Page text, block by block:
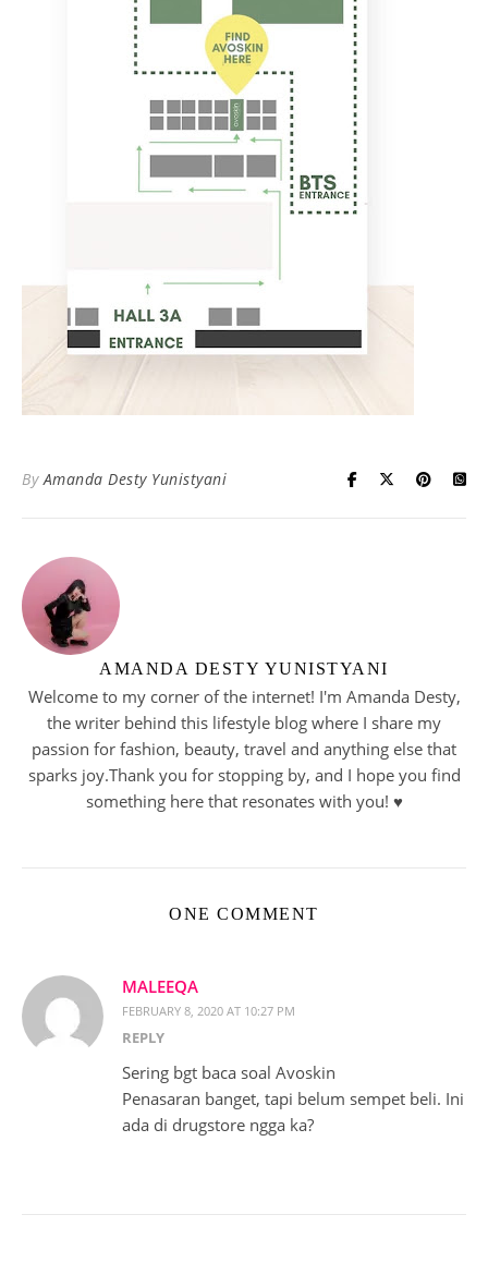
By Amanda Desty Yunistyani
AMANDA DESTY YUNISTYANI
Welcome to my corner of the internet! I'm Amanda Desty,
the writer behind this lifestyle blog where I share my
passion for fashion, beauty, travel and anything else that
sparks joy.Thank you for stopping by, and I hope you find
something here that resonates with you! ♥︎
ONE COMMENT
MALEEQA
FEBRUARY 8, 2020 AT 10:27 PM
REPLY
Sering bgt baca soal Avoskin
Penasaran banget, tapi belum sempet beli. Ini
ada di drugstore ngga ka?